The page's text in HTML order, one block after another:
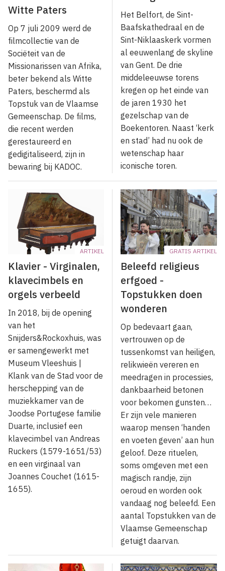
Witte Paters
Op 7 juli 2009 werd de
filmcollectie van de
Sociëteit van de
Missionarissen van Afrika,
beter bekend als Witte
Paters, beschermd als
Topstuk van de Vlaamse
Gemeenschap. De films,
die recent werden
gerestaureerd en
gedigitaliseerd, zijn in
bewaring bij KADOC.
Het Belfort, de Sint-
Baafskathedraal en de
Sint-Niklaaskerk vormen
al eeuwenlang de skyline
van Gent. De drie
middeleeuwse torens
kregen op het einde van
de jaren 1930 het
gezelschap van de
Boekentoren. Naast ‘kerk
en stad’ had nu ook de
wetenschap haar
iconische toren.
ARTIKEL
Klavier - Virginalen,
klavecimbels en
orgels verbeeld
In 2018, bij de opening
van het
Snijders&Rockoxhuis, was
er samengewerkt met
Museum Vleeshuis |
Klank van de Stad voor de
herschepping van de
muziekkamer van de
Joodse Portugese familie
Duarte, inclusief een
klavecimbel van Andreas
Ruckers (1579-1651/53)
en een virginaal van
Joannes Couchet (1615-
1655).
GRATIS ARTIKEL
Beleefd religieus
erfgoed -
Topstukken doen
wonderen
Op bedevaart gaan,
vertrouwen op de
tussenkomst van heiligen,
relikwieën vereren en
meedragen in processies,
dankbaarheid betonen
voor bekomen gunsten…
Er zijn vele manieren
waarop mensen ‘handen
en voeten geven’ aan hun
geloof. Deze rituelen,
soms omgeven met een
magisch randje, zijn
oeroud en worden ook
vandaag nog beleefd. Een
aantal Topstukken van de
Vlaamse Gemeenschap
getuigt daarvan.